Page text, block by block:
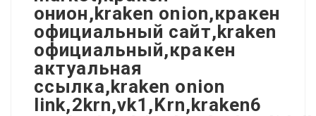
онион,kraken onion,кракен
официальный сайт,kraken
официальный,кракен
актуальная
ссылка,kraken onion
link,2krn,vk1,Krn,kraken6